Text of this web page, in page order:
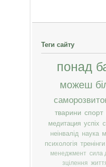
Теги сайту
понад
можеш
тварини спорт
медитация успіх
неінвалід наука
психологія тренінги
менеджмент сила
зцілення